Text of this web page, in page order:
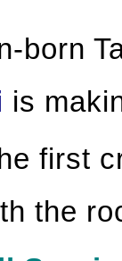
born
is
first
the